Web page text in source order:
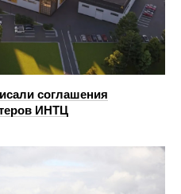
соглашения
ИНТЦ